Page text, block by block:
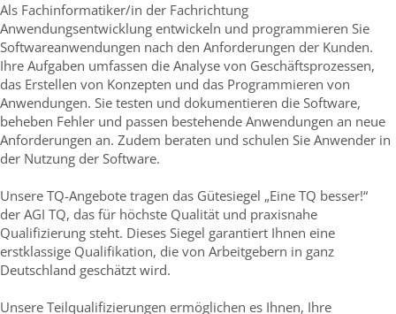
Als Fachinformatiker/in der Fachrichtung
Anwendungsentwicklung entwickeln und programmieren Sie
Softwareanwendungen nach den Anforderungen der Kunden.
Ihre Aufgaben umfassen die Analyse von Geschäftsprozessen,
das Erstellen von Konzepten und das Programmieren von
Anwendungen. Sie testen und dokumentieren die Software,
beheben Fehler und passen bestehende Anwendungen an neue
Anforderungen an. Zudem beraten und schulen Sie Anwender in
der Nutzung der Software.
Unsere TQ-Angebote tragen das Gütesiegel „Eine TQ besser!“
der AGI TQ, das für höchste Qualität und praxisnahe
Qualifizierung steht. Dieses Siegel garantiert Ihnen eine
erstklassige Qualifikation, die von Arbeitgebern in ganz
Deutschland geschätzt wird.
Unsere Teilqualifizierungen ermöglichen es Ihnen, Ihre